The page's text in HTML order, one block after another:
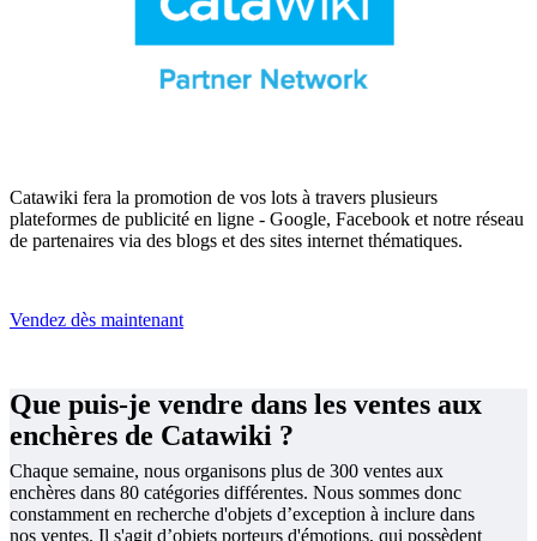
Catawiki fera la promotion de vos lots à travers plusieurs
plateformes de publicité en ligne - Google, Facebook et notre réseau
de partenaires via des blogs et des sites internet thématiques.
Vendez dès maintenant
Que puis-je vendre dans les ventes aux
enchères de Catawiki ?
Chaque semaine, nous organisons plus de 300 ventes aux
enchères dans 80 catégories différentes. Nous sommes donc
constamment en recherche d'objets d’exception à inclure dans
nos ventes. Il s'agit d’objets porteurs d'émotions, qui possèdent